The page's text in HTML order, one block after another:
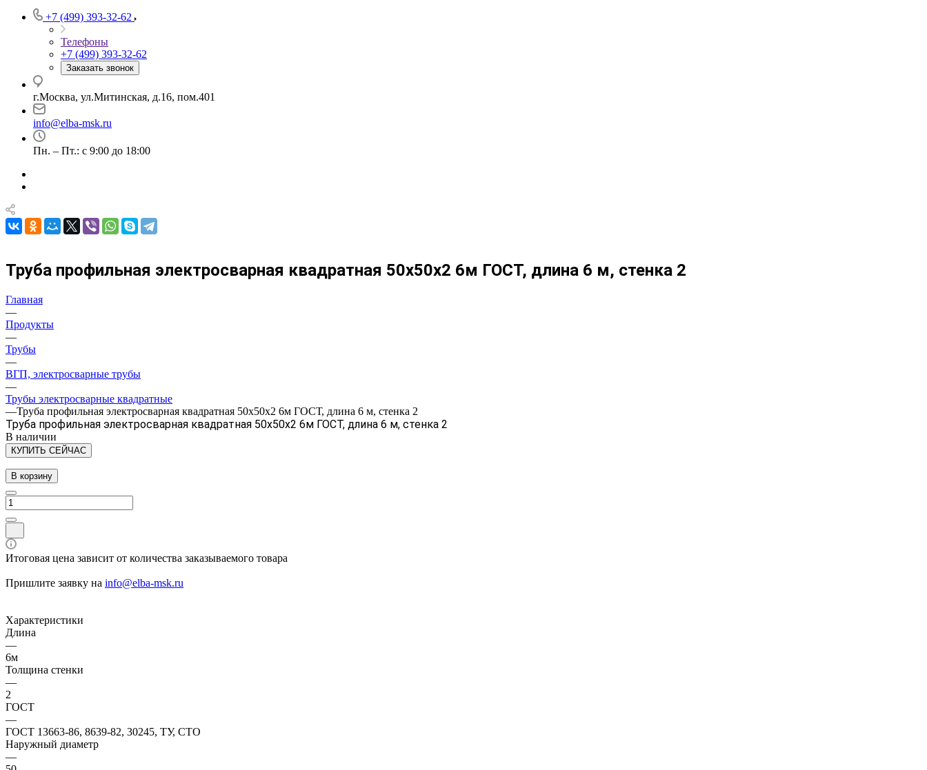
+7 (499) 393-32-62
Телефоны
+7 (499) 393-32-62
Заказать звонок
г.Москва, ул.Митинская, д.16, пом.401
info@elba-msk.ru
Пн. – Пт.: с 9:00 до 18:00
Труба профильная электросварная квадратная 50х50х2 6м ГОСТ, длина 6 м, стенка 2
Главная
—
Продукты
—
Трубы
—
ВГП, электросварные трубы
—
Трубы электросварные квадратные
—Труба профильная электросварная квадратная 50х50х2 6м ГОСТ, длина 6 м, стенка 2
Труба профильная электросварная квадратная 50х50х2 6м ГОСТ, длина 6 м, стенка 2
В наличии
КУПИТЬ СЕЙЧАС
В корзину
Итоговая цена зависит от количества заказываемого товара
Пришлите заявку на info@elba-msk.ru
Характеристики
Длина
—
6м
Толщина стенки
—
2
ГОСТ
—
ГОСТ 13663-86, 8639-82, 30245, ТУ, СТО
Наружный диаметр
—